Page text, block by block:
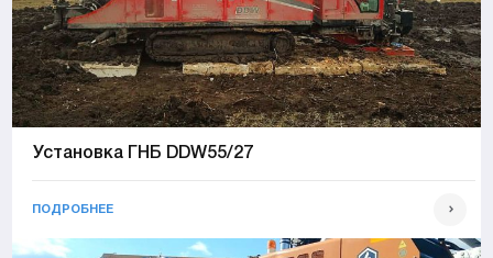
Установка ГНБ DDW55/27
ПОДРОБНЕЕ